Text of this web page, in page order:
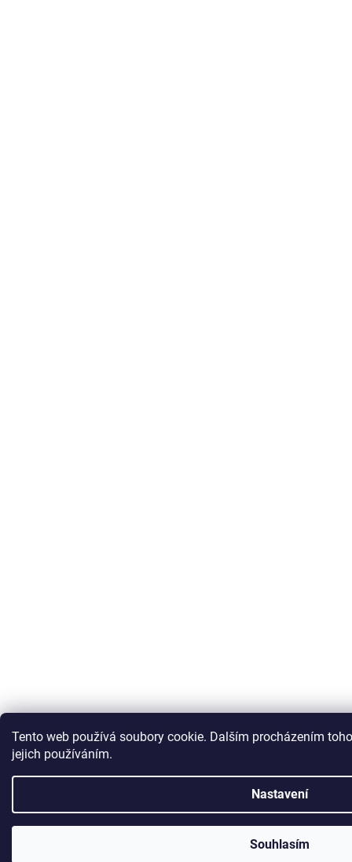
Tento web používá soubory cookie. Dalším procházením
jejich používáním.
Nastavení
Souhlasím